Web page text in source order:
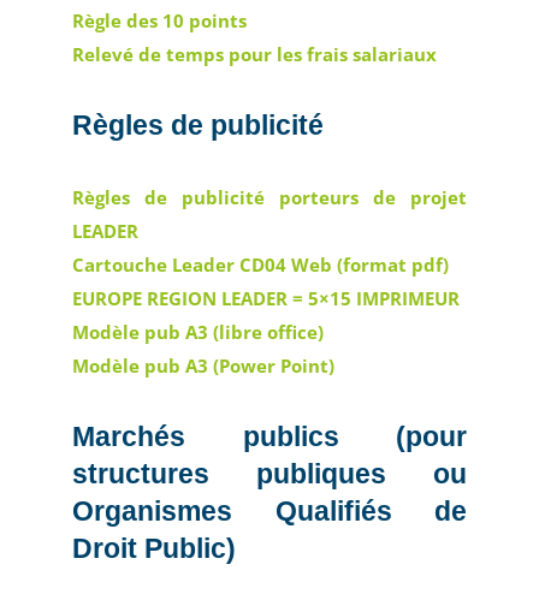
Règle des 10 points
Relevé de temps pour les frais salariaux
Règles de publicité
Règles de publicité porteurs de projet
LEADER
Cartouche Leader CD04 Web (format pdf)
EUROPE REGION LEADER = 5×15 IMPRIMEUR
Modèle pub A3 (libre office)
Modèle pub A3 (Power Point)
Marchés publics (pour
structures publiques ou
Organismes Qualifiés de
Droit Public)